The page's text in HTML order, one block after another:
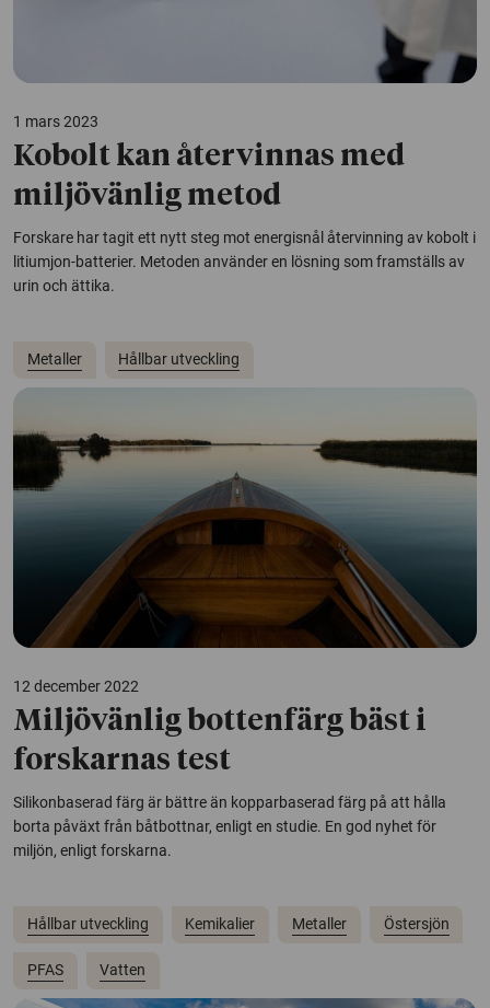
1 mars 2023
Kobolt kan återvinnas med
miljövänlig metod
Forskare har tagit ett nytt steg mot energisnål återvinning av kobolt i
litiumjon-batterier. Metoden använder en lösning som framställs av
urin och ättika.
Metaller Hållbar utveckling
12 december 2022
Miljövänlig bottenfärg bäst i
forskarnas test
Silikonbaserad färg är bättre än kopparbaserad färg på att hålla
borta påväxt från båtbottnar, enligt en studie. En god nyhet för
miljön, enligt forskarna.
Hållbar utveckling Kemikalier Metaller Östersjön
PFAS Vatten